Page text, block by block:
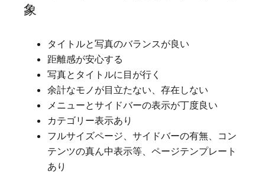
象
タイトルと写真のバランスが良い
距離感が安心する
写真とタイトルに目が行く
余計なモノが目立たない、存在しない
メニューとサイドバーの表示が丁度良い
カテゴリー表示あり
フルサイズページ、サイドバーの有無、コン
テンツの真ん中表示等、ページテンプレート
あり